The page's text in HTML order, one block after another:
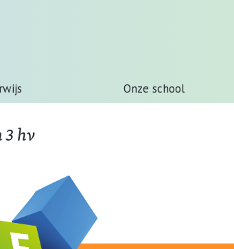
Onze school
3 hv